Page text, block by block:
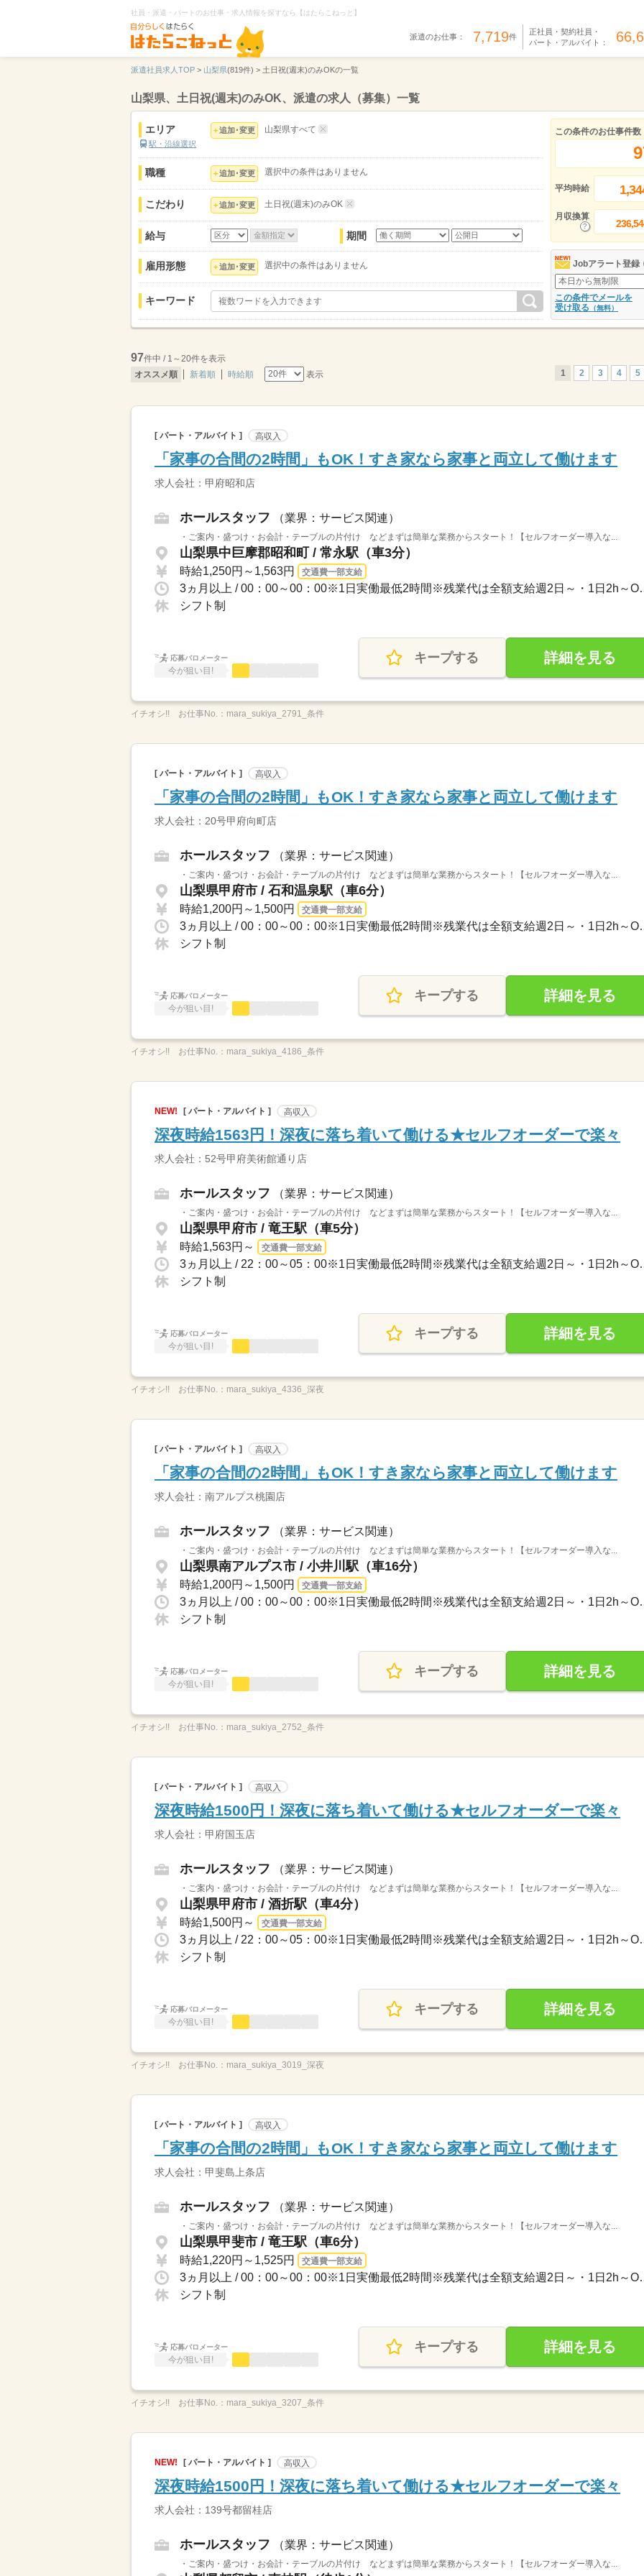
社員・派遣・パートのお仕事・求人情報を探すなら【はたらこねっと】
派遣のお仕事： 7,719件
正社員・契約社員・
パート・アルバイト：
派遣社員求人TOP > 山梨県(819件) > 土日祝(週末)のみOKの一覧
山梨県、土日祝(週末)のみOK、派遣の求人（募集）一覧
エリア
駅・沿線選択
追加･変更 山梨県すべて
職種 追加･変更 選択中の条件はありません
こだわり 追加･変更 土日祝(週末)のみOK
給与 期間
雇用形態 追加･変更 選択中の条件はありません
キーワード
この条件のお仕事件数
平均時給
月収換算
Jobアラート登録
この条件でメールを
受け取る （無料）
97件中 / 1～20件を表示
オススメ順
新着順 時給順 表示 1 2 3 4 5
[ パート・アルバイト ] 高収入
「家事の合間の2時間」もOK！すき家なら家事と両立して働けます
求人会社：甲府昭和店
ホールスタッフ （業界：サービス関連）
・ご案内・盛つけ・お会計・テーブルの片付け などまずは簡単な業務からスタート！【セルフオーダー導入な...
山梨県中巨摩郡昭和町 / 常永駅（車3分）
時給1,250円～1,563円 交通費一部支給
3ヵ月以上 / 00：00～
シフト制
応募バロメーター
今が狙い目!
キープする 詳細を見る
イチオシ!! お仕事No.： mara_sukiya_2791_条件
[ パート・アルバイト ] 高収入
「家事の合間の2時間」もOK！すき家なら家事と両立して働けます
求人会社：20号甲府向町店
ホールスタッフ （業界：サービス関連）
・ご案内・盛つけ・お会計・テーブルの片付け などまずは簡単な業務からスタート！【セルフオーダー導入な...
山梨県甲府市 / 石和温泉駅（車6分）
時給1,200円～1,500円 交通費一部支給
3ヵ月以上 / 00：00～
シフト制
応募バロメーター
今が狙い目!
キープする 詳細を見る
イチオシ!! お仕事No.： mara_sukiya_4186_条件
NEW! [ パート・アルバイト ] 高収入
深夜時給1563円！深夜に落ち着いて働ける★セルフオーダーで楽々
求人会社：52号甲府美術館通り店
ホールスタッフ （業界：サービス関連）
・ご案内・盛つけ・お会計・テーブルの片付け などまずは簡単な業務からスタート！【セルフオーダー導入な...
山梨県甲府市 / 竜王駅（車5分）
時給1,563円～ 交通費一部支給
3ヵ月以上 / 22：00～
シフト制
応募バロメーター
今が狙い目!
キープする 詳細を見る
イチオシ!! お仕事No.： mara_sukiya_4336_深夜
[ パート・アルバイト ] 高収入
「家事の合間の2時間」もOK！すき家なら家事と両立して働けます
求人会社：南アルプス桃園店
ホールスタッフ （業界：サービス関連）
・ご案内・盛つけ・お会計・テーブルの片付け などまずは簡単な業務からスタート！【セルフオーダー導入な...
山梨県南アルプス市 / 小井川駅（車16分）
時給1,200円～1,500円 交通費一部支給
3ヵ月以上 / 00：00～
シフト制
応募バロメーター
今が狙い目!
キープする 詳細を見る
イチオシ!! お仕事No.： mara_sukiya_2752_条件
[ パート・アルバイト ] 高収入
深夜時給1500円！深夜に落ち着いて働ける★セルフオーダーで楽々
求人会社：甲府国玉店
ホールスタッフ （業界：サービス関連）
・ご案内・盛つけ・お会計・テーブルの片付け などまずは簡単な業務からスタート！【セルフオーダー導入な...
山梨県甲府市 / 酒折駅（車4分）
時給1,500円～ 交通費一部支給
3ヵ月以上 / 22：00～
シフト制
応募バロメーター
今が狙い目!
キープする 詳細を見る
イチオシ!! お仕事No.： mara_sukiya_3019_深夜
[ パート・アルバイト ] 高収入
「家事の合間の2時間」もOK！すき家なら家事と両立して働けます
求人会社：甲斐島上条店
ホールスタッフ （業界：サービス関連）
・ご案内・盛つけ・お会計・テーブルの片付け などまずは簡単な業務からスタート！【セルフオーダー導入な...
山梨県甲斐市 / 竜王駅（車6分）
時給1,220円～1,525円 交通費一部支給
3ヵ月以上 / 00：00～
シフト制
応募バロメーター
今が狙い目!
キープする 詳細を見る
イチオシ!! お仕事No.： mara_sukiya_3207_条件
NEW! [ パート・アルバイト ] 高収入
深夜時給1500円！深夜に落ち着いて働ける★セルフオーダーで楽々
求人会社：139号都留桂店
ホールスタッフ （業界：サービス関連）
・ご案内・盛つけ・お会計・テーブルの片付け などまずは簡単な業務からスタート！【セルフオーダー導入な...